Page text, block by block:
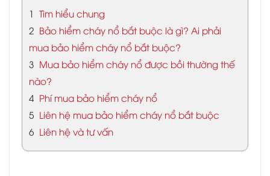
1 Tìm hiểu chung
2 Bảo hiểm cháy nổ bắt buộc là gì? Ai phải
mua bảo hiểm cháy nổ bắt buộc?
3 Mua bảo hiểm cháy nổ được bồi thường thế
nào?
4 Phí mua bảo hiểm cháy nổ
5 Liên hệ mua bảo hiểm cháy nổ bắt buộc
6 Liên hệ và tư vấn